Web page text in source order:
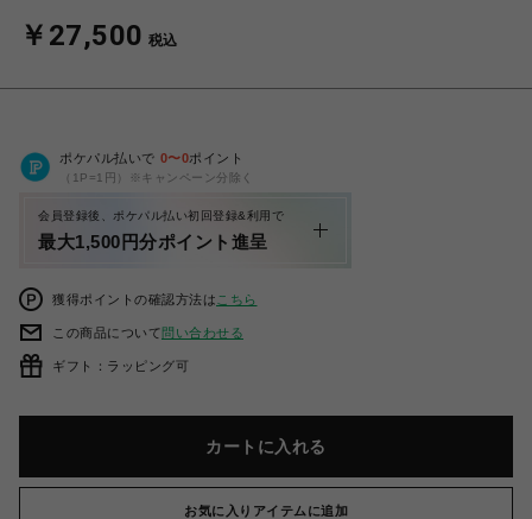
￥27,500 税込
ポケパル払いで 0〜0ポイント
（1P=1円）※キャンペーン分除く
会員登録後、ポケパル払い初回登録&利用で
最大1,500円分ポイント進呈
獲得ポイントの確認方法は こちら
この商品について問い合わせる
ギフト：ラッピング可
カートに入れる
お気に入りアイテムに追加